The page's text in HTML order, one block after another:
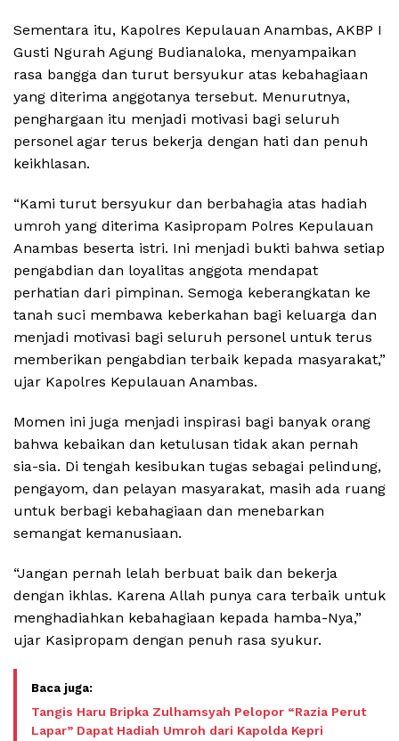
Sementara itu, Kapolres Kepulauan Anambas, AKBP I
Gusti Ngurah Agung Budianaloka, menyampaikan
rasa bangga dan turut bersyukur atas kebahagiaan
yang diterima anggotanya tersebut. Menurutnya,
penghargaan itu menjadi motivasi bagi seluruh
personel agar terus bekerja dengan hati dan penuh
keikhlasan.
“Kami turut bersyukur dan berbahagia atas hadiah
umroh yang diterima Kasipropam Polres Kepulauan
Anambas beserta istri. Ini menjadi bukti bahwa setiap
pengabdian dan loyalitas anggota mendapat
perhatian dari pimpinan. Semoga keberangkatan ke
tanah suci membawa keberkahan bagi keluarga dan
menjadi motivasi bagi seluruh personel untuk terus
memberikan pengabdian terbaik kepada masyarakat,”
ujar Kapolres Kepulauan Anambas.
Momen ini juga menjadi inspirasi bagi banyak orang
bahwa kebaikan dan ketulusan tidak akan pernah
sia-sia. Di tengah kesibukan tugas sebagai pelindung,
pengayom, dan pelayan masyarakat, masih ada ruang
untuk berbagi kebahagiaan dan menebarkan
semangat kemanusiaan.
“Jangan pernah lelah berbuat baik dan bekerja
dengan ikhlas. Karena Allah punya cara terbaik untuk
menghadiahkan kebahagiaan kepada hamba-Nya,”
ujar Kasipropam dengan penuh rasa syukur.
Tangis Haru Bripka Zulhamsyah Pelopor “Razia Perut
Lapar” Dapat Hadiah Umroh dari Kapolda Kepri